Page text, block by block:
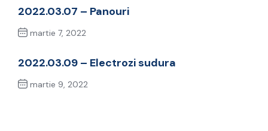
2022.03.07 – Panouri
martie 7, 2022
2022.03.09 – Electrozi sudura
martie 9, 2022